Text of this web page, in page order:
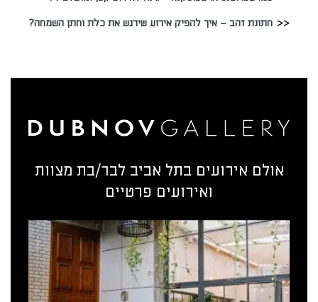
חתונת זהב – איך להפיק אירוע שירגש את כלת וחתן השמחה?
אולם אירועים בתל אביב לבר/בת מצוות
ואירועים פרטיים